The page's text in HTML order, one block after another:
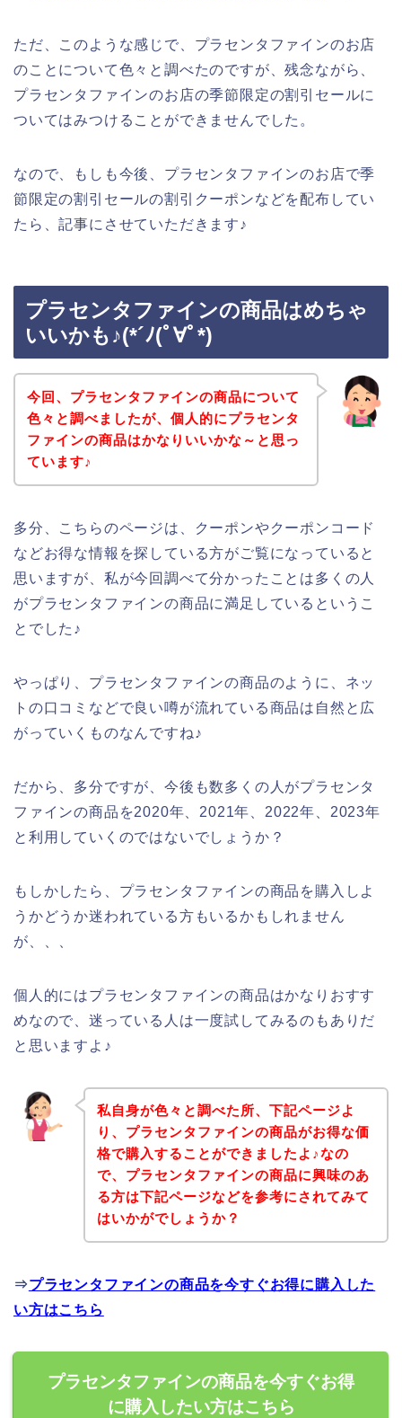
ただ、このような感じで、プラセンタファインのお店
のことについて色々と調べたのですが、残念ながら、
プラセンタファインのお店の季節限定の割引セールに
ついてはみつけることができませんでした。
なので、もしも今後、プラセンタファインのお店で季
節限定の割引セールの割引クーポンなどを配布してい
たら、記事にさせていただきます♪
プラセンタファインの商品はめちゃ
いいかも♪(*´ﾉ(ﾟ∀ﾟ*)
今回、プラセンタファインの商品について
色々と調べましたが、個人的にプラセンタ
ファインの商品はかなりいいかな～と思っ
ています♪
多分、こちらのページは、クーポンやクーポンコード
などお得な情報を探している方がご覧になっていると
思いますが、私が今回調べて分かったことは多くの人
がプラセンタファインの商品に満足しているというこ
とでした♪
やっぱり、プラセンタファインの商品のように、ネッ
トの口コミなどで良い噂が流れている商品は自然と広
がっていくものなんですね♪
だから、多分ですが、今後も数多くの人がプラセンタ
ファインの商品を2020年、2021年、2022年、2023年
と利用していくのではないでしょうか？
もしかしたら、プラセンタファインの商品を購入しよ
うかどうか迷われている方もいるかもしれません
が、、、
個人的にはプラセンタファインの商品はかなりおすす
めなので、迷っている人は一度試してみるのもありだ
と思いますよ♪
私自身が色々と調べた所、下記ページよ
り、プラセンタファインの商品がお得な価
格で購入することができましたよ♪なの
で、プラセンタファインの商品に興味のあ
る方は下記ページなどを参考にされてみて
はいかがでしょうか？
⇒プラセンタファインの商品を今すぐお得に購入した
い方はこちら
プラセンタファインの商品を今すぐお得
に購入したい方はこちら